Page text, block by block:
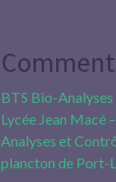
BTS Bio-
Lycée Jean Macé
Analyses et
plancton de Port-